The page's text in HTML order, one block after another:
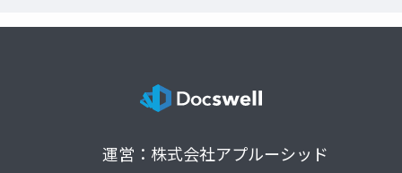
運営：株式会社アプルーシッド